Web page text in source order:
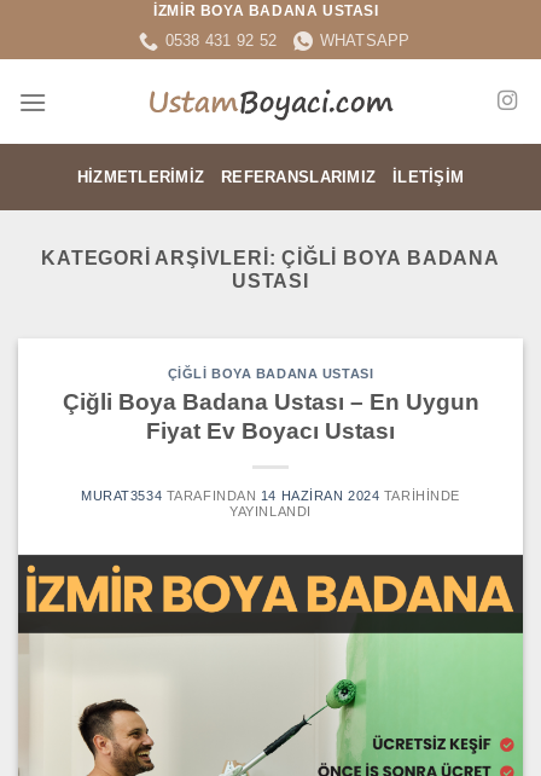
İZMİR BOYA BADANA USTASI
0538 431 92 52 WHATSAPP
HIZMETLERIMIZ REFERANSLARIMIZ İLETIŞIM
KATEGORI ARŞIVLERI:ÇIĞLI BOYA BADANA
USTASI
ÇIĞLI BOYA BADANA USTASI
Çiğli Boya Badana Ustası – En Uygun
Fiyat Ev Boyacı Ustası
MURAT3534 TARAFINDAN 14 HAZIRAN 2024 TARIHINDE
YAYINLANDI